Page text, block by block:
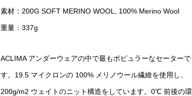
素材：200G SOFT MERINO WOOL, 100% Merino Wool
重量：337g
ACLIMA アンダーウェアの中で最もポピュラーなセーターで
す。19.5 マイクロンの 100% メリノウール繊維を使用し、
200g/m2 ウェイトのニット構造をしています。0℃ 前後の